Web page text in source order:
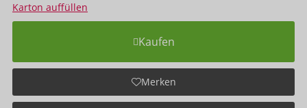
Karton auffüllen
Kaufen
Merken